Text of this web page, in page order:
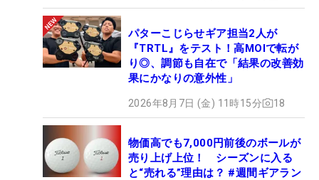
パターこじらせギア担当2人が
『TRTL』をテスト！高MOIで転が
り◎、調節も自在で「結果の改善効
果にかなりの意外性」
2026年8月7日 (金) 11時15分 18
物価高でも7,000円前後のボールが
売り上げ上位！ シーズンに入る
と“売れる”理由は？ #週間ギアラン